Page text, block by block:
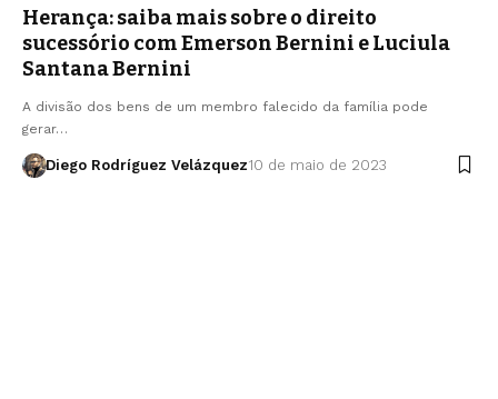
Herança: saiba mais sobre o direito
sucessório com Emerson Bernini e Luciula
Santana Bernini
A divisão dos bens de um membro falecido da família pode
gerar…
Diego Rodríguez Velázquez10 de maio de 2023